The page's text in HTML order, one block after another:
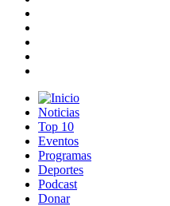
Noticias
Top 10
Eventos
Programas
Deportes
Podcast
Donar